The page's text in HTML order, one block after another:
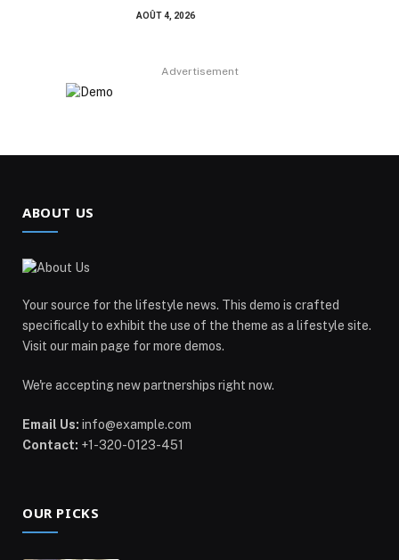
AOÛT 4, 2026
Advertisement
ABOUT US
Your source for the lifestyle news. This demo is crafted
specifically to exhibit the use of the theme as a lifestyle site.
Visit our main page for more demos.
We're accepting new partnerships right now.
Email Us: info@example.com
Contact: +1-320-0123-451
OUR PICKS